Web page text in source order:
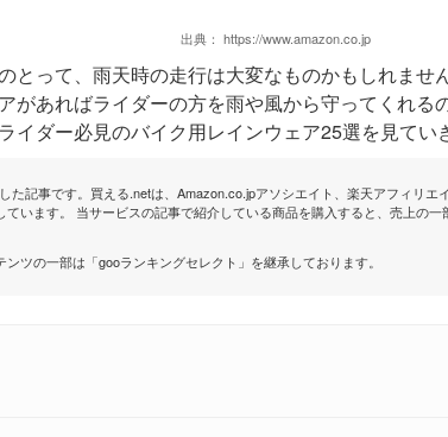
出典： https://www.amazon.co.jp
とって、雨天時の走行は大変なものかもしれませ
があればライダーの方を雨や風から守ってくれる
イダー必見のバイク用レインウェア25選を見てい
た記事です。買える.netは、Amazon.co.jpアソシエイト、楽天アフィリエ
ています。 当サービスの記事で紹介している商品を購入すると、売上の一
ンツの一部は「gooランキングセレクト」を継承しております。